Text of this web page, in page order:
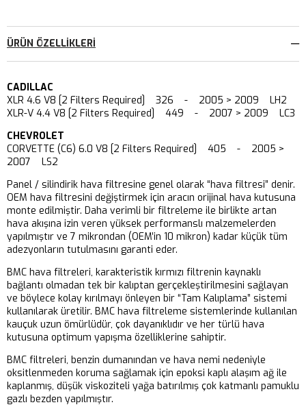
ÜRÜN ÖZELLIKLERI
CADILLAC
XLR 4.6 V8 [2 Filters Required] 326 - 2005 > 2009 LH2
XLR-V 4.4 V8 [2 Filters Required] 449 - 2007 > 2009 LC3
CHEVROLET
CORVETTE (C6) 6.0 V8 [2 Filters Required] 405 - 2005 >
2007 LS2
Panel / silindirik hava filtresine genel olarak “hava filtresi” denir.
OEM hava filtresini değiştirmek için aracın orijinal hava kutusuna
monte edilmiştir. Daha verimli bir filtreleme ile birlikte artan
hava akışına izin veren yüksek performanslı malzemelerden
yapılmıştır ve 7 mikrondan (OEM’in 10 mikron) kadar küçük tüm
adezyonların tutulmasını garanti eder.
BMC hava filtreleri, karakteristik kırmızı filtrenin kaynaklı
bağlantı olmadan tek bir kalıptan gerçekleştirilmesini sağlayan
ve böylece kolay kırılmayı önleyen bir “Tam Kalıplama” sistemi
kullanılarak üretilir. BMC hava filtreleme sistemlerinde kullanılan
kauçuk uzun ömürlüdür, çok dayanıklıdır ve her türlü hava
kutusuna optimum yapışma özelliklerine sahiptir.
BMC filtreleri, benzin dumanından ve hava nemi nedeniyle
oksitlenmeden koruma sağlamak için epoksi kaplı alaşım ağ ile
kaplanmış, düşük viskoziteli yağa batırılmış çok katmanlı pamuklu
gazlı bezden yapılmıştır.